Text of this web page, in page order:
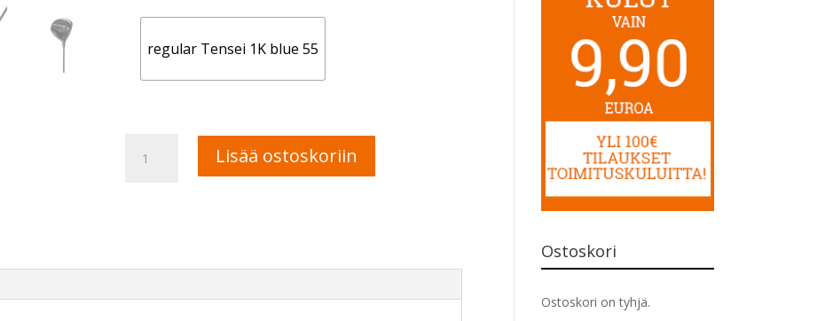
regular Tensei 1K blue 55
2026
Lisää ostoskoriin
a
Ostoskori
Ostoskori on tyhjä.